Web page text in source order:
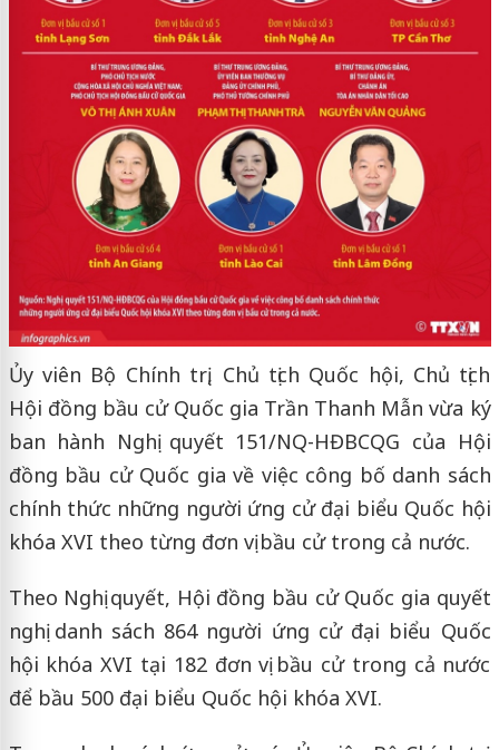
Ủy viên Bộ Chính trị, Chủ tịch Quốc hội, Chủ tịch
Hội đồng bầu cử Quốc gia Trần Thanh Mẫn vừa ký
ban hành Nghị quyết 151/NQ-HĐBCQG của Hội
đồng bầu cử Quốc gia về việc công bố danh sách
chính thức những người ứng cử đại biểu Quốc hội
khóa XVI theo từng đơn vị bầu cử trong cả nước.
Theo Nghị quyết, Hội đồng bầu cử Quốc gia quyết
nghị danh sách 864 người ứng cử đại biểu Quốc
hội khóa XVI tại 182 đơn vị bầu cử trong cả nước
để bầu 500 đại biểu Quốc hội khóa XVI.